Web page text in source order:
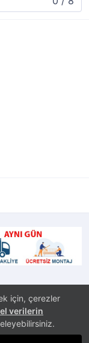
için, çerezler
verilerin